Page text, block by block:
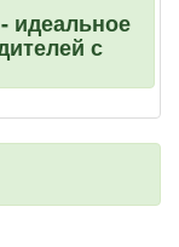
идеальное
с